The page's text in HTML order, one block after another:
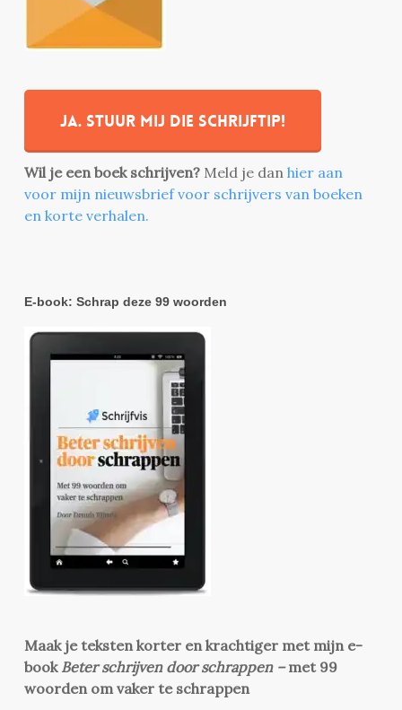
Ja. stuur mij die schrijftip!
Wil je een boek schrijven? Meld je dan hier aan
voor mijn nieuwsbrief voor schrijvers van boeken
en korte verhalen.
E-book: Schrap deze 99 woorden
Maak je teksten korter en krachtiger met mijn e-
book Beter schrijven door schrappen –met 99
woorden om vaker te schrappen